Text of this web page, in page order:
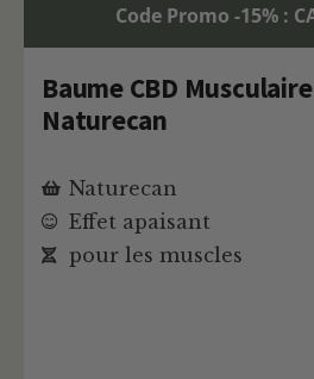
Code Promo -15% :
Baume CBD
Naturecan
Naturecan
Effet apaisant
pour les muscles